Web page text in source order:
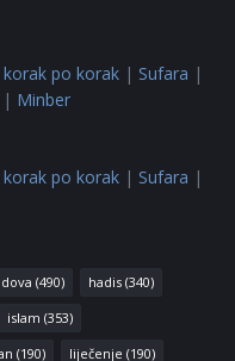
po korak | Sufara |
| Minber
po korak | Sufara |
dova (490) hadis (340)
islam (353)
(190) liječenje (190)